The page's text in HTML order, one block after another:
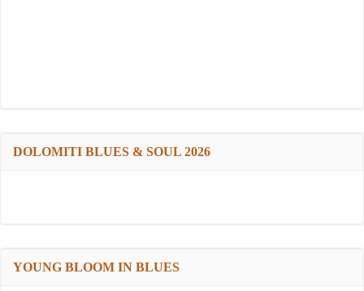
DOLOMITI BLUES & SOUL 2026
YOUNG BLOOM IN BLUES